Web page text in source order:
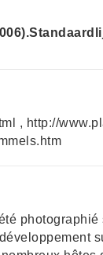
, http://